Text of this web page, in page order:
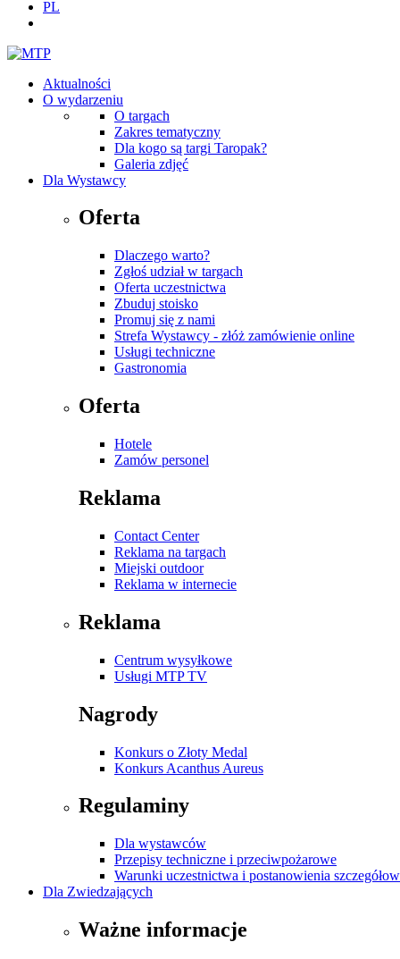
PL
Aktualności
O wydarzeniu
O targach
Zakres tematyczny
Dla kogo są targi Taropak?
Galeria zdjęć
Dla Wystawcy
Oferta
Dlaczego warto?
Zgłoś udział w targach
Oferta uczestnictwa
Zbuduj stoisko
Promuj się z nami
Strefa Wystawcy - złóż zamówienie online
Usługi techniczne
Gastronomia
Oferta
Hotele
Zamów personel
Reklama
Contact Center
Reklama na targach
Miejski outdoor
Reklama w internecie
Reklama
Centrum wysyłkowe
Usługi MTP TV
Nagrody
Konkurs o Złoty Medal
Konkurs Acanthus Aureus
Regulaminy
Dla wystawców
Przepisy techniczne i przeciwpożarowe
Warunki uczestnictwa i postanowienia
Dla Zwiedzających
Ważne informacje